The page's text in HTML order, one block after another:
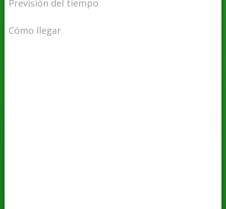
Previsión del tiempo
Cómo llegar